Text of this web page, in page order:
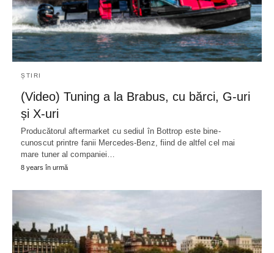
ȘTIRI
(Video) Tuning a la Brabus, cu bărci, G-uri
și X-uri
Producătorul aftermarket cu sediul în Bottrop este bine-
cunoscut printre fanii Mercedes-Benz, fiind de altfel cel mai
mare tuner al companiei…
8 years în urmă